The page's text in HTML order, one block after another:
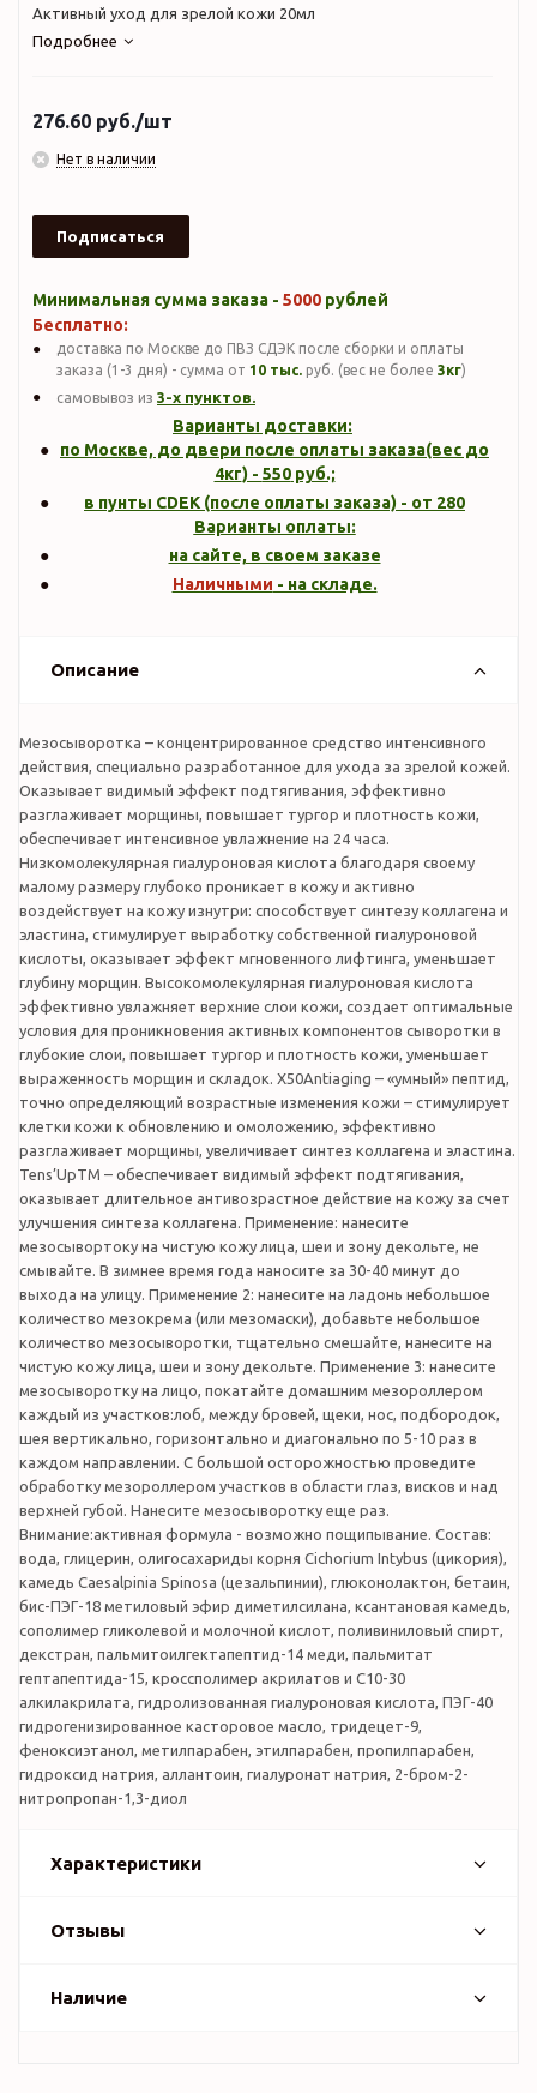
Активный уход для зрелой кожи 20мл
Подробнее
276.60 руб./шт
Нет в наличии
Подписаться
Минимальная сумма заказа - 5000 рублей
Бесплатно:
доставка по Москве до ПВЗ СДЭК после сборки и оплаты
заказа (1-3 дня) - сумма от 10 тыс. руб. (вес не более 3кг)
самовывоз из 3-х пунктов.
Варианты доставки:
по Москве, до двери после оплаты заказа(вес до
4кг) - 550руб.;
в пунты CDEK (после оплаты заказа) - от 280
Варианты оплаты:
на сайте, в своем заказе
Наличными - на складе.
Описание
Мезосыворотка – концентрированное средство интенсивного
действия, специально разработанное для ухода за зрелой кожей.
Оказывает видимый эффект подтягивания, эффективно
разглаживает морщины, повышает тургор и плотность кожи,
обеспечивает интенсивное увлажнение на 24 часа.
Низкомолекулярная гиалуроновая кислота благодаря своему
малому размеру глубоко проникает в кожу и активно
воздействует на кожу изнутри: способствует синтезу коллагена и
эластина, стимулирует выработку собственной гиалуроновой
кислоты, оказывает эффект мгновенного лифтинга, уменьшает
глубину морщин. Высокомолекулярная гиалуроновая кислота
эффективно увлажняет верхние слои кожи, создает оптимальные
условия для проникновения активных компонентов сыворотки в
глубокие слои, повышает тургор и плотность кожи, уменьшает
выраженность морщин и складок. X50Antiaging – «умный» пептид,
точно определяющий возрастные изменения кожи – стимулирует
клетки кожи к обновлению и омоложению, эффективно
разглаживает морщины, увеличивает синтез коллагена и эластина.
Tens’UpTM – обеспечивает видимый эффект подтягивания,
оказывает длительное антивозрастное действие на кожу за счет
улучшения синтеза коллагена. Применение: нанесите
мезосывортоку на чистую кожу лица, шеи и зону декольте, не
смывайте. В зимнее время года наносите за 30-40 минут до
выхода на улицу. Применение 2: нанесите на ладонь небольшое
количество мезокрема (или мезомаски), добавьте небольшое
количество мезосыворотки, тщательно смешайте, нанесите на
чистую кожу лица, шеи и зону декольте. Применение 3: нанесите
мезосыворотку на лицо, покатайте домашним мезороллером
каждый из участков:лоб, между бровей, щеки, нос, подбородок,
шея вертикально, горизонтально и диагонально по 5-10 раз в
каждом направлении. С большой осторожностью проведите
обработку мезороллером участков в области глаз, висков и над
верхней губой. Нанесите мезосыворотку еще раз.
Внимание:активная формула - возможно пощипывание. Состав:
вода, глицерин, олигосахариды корня Cichorium Intybus (цикория),
камедь Caesalpinia Spinosa (цезальпинии), глюконолактон, бетаин,
бис-ПЭГ-18 метиловый эфир диметилсилана, ксантановая камедь,
сополимер гликолевой и молочной кислот, поливиниловый спирт,
декстран, пальмитоилгектапептид-14 меди, пальмитат
гептапептида-15, кроссполимер акрилатов и C10-30
алкилакрилата, гидролизованная гиалуроновая кислота, ПЭГ-40
гидрогенизированное касторовое масло, тридецет-9,
феноксиэтанол, метилпарабен, этилпарабен, пропилпарабен,
гидроксид натрия, аллантоин, гиалуронат натрия, 2-бром-2-
нитропропан-1,3-диол
Характеристики
Отзывы
Наличие